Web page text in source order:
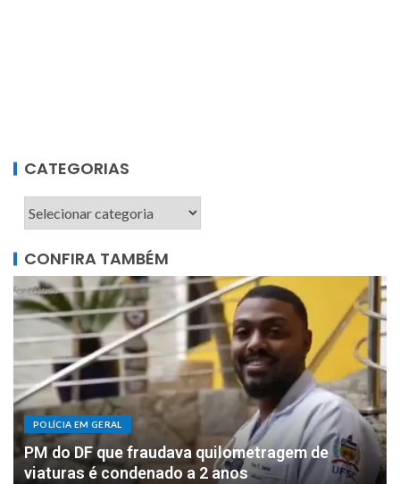
CATEGORIAS
CONFIRA TAMBÉM
POLÍCIA EM GERAL
DOIS MILHÕES: PF apreende R$ 2 milhões com
motorista de parlamentar federal de Rondônia